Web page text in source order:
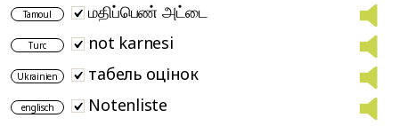
Tamoul மதிப்பெண் அட்டை
Turc not karnesi
Ukrainien табель оцінок
englisch Notenliste